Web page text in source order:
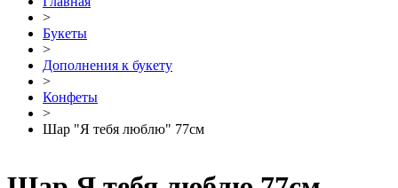
>
Букеты
>
Дополнения к букету
>
Конфеты
>
Шар "Я тебя люблю" 77см